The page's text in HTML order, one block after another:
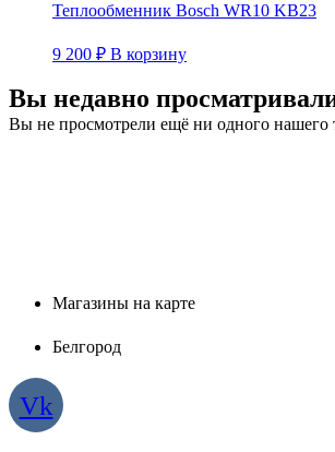
Теплообменник Bosch WR10 KB23
9 200 ₽ В корзину
Вы недавно
Вы не просмотрели ещё ни одного нашего
Магазины на карте
Белгород
Vk